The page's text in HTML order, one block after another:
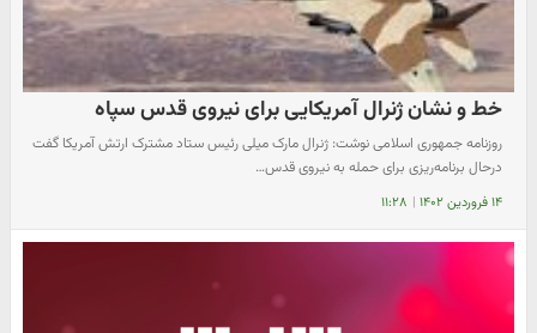
خط و نشان ژنرال آمریکایی برای نیروی قدس سپاه
روزنامه جمهوری اسلامی نوشت: ژنرال مارک میلی رئیس ستاد مشترک ارتش آمریکا گفت
درحال برنامه‌ریزی برای حمله به نیروی قدس…
۱۴ فروردین ۱۴۰۲ | ۱۱:۲۸